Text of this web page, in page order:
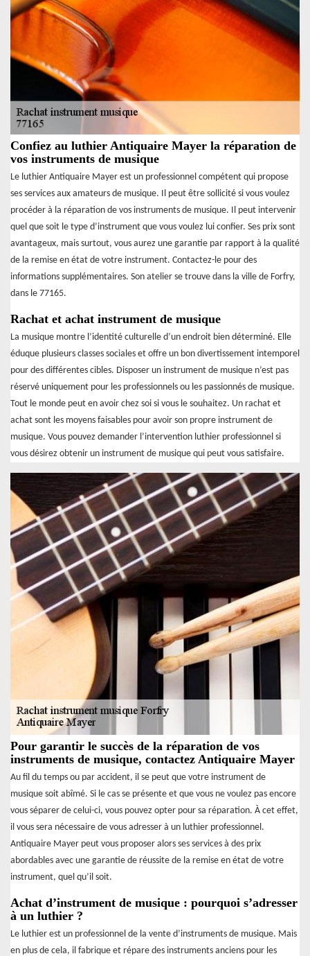
Confiez au luthier Antiquaire Mayer la réparation de
vos instruments de musique
Le luthier Antiquaire Mayer est un professionnel compétent qui propose
ses services aux amateurs de musique. Il peut être sollicité si vous voulez
procéder à la réparation de vos instruments de musique. Il peut intervenir
quel que soit le type d’instrument que vous voulez lui confier. Ses prix sont
avantageux, mais surtout, vous aurez une garantie par rapport à la qualité
de la remise en état de votre instrument. Contactez-le pour des
informations supplémentaires. Son atelier se trouve dans la ville de Forfry,
dans le 77165.
Rachat et achat instrument de musique
La musique montre l’identité culturelle d’un endroit bien déterminé. Elle
éduque plusieurs classes sociales et offre un bon divertissement intemporel
pour des différentes cibles. Disposer un instrument de musique n’est pas
réservé uniquement pour les professionnels ou les passionnés de musique.
Tout le monde peut en avoir chez soi si vous le souhaitez. Un rachat et
achat sont les moyens faisables pour avoir son propre instrument de
musique. Vous pouvez demander l’intervention luthier professionnel si
vous désirez obtenir un instrument de musique qui peut vous satisfaire.
Pour garantir le succès de la réparation de vos
instruments de musique, contactez Antiquaire Mayer
Au fil du temps ou par accident, il se peut que votre instrument de
musique soit abîmé. Si le cas se présente et que vous ne voulez pas encore
vous séparer de celui-ci, vous pouvez opter pour sa réparation. À cet effet,
il vous sera nécessaire de vous adresser à un luthier professionnel.
Antiquaire Mayer peut vous proposer alors ses services à des prix
abordables avec une garantie de réussite de la remise en état de votre
instrument, quel qu’il soit.
Achat d’instrument de musique : pourquoi s’adresser
à un luthier ?
Le luthier est un professionnel de la vente d’instruments de musique. Mais
en plus de cela, il fabrique et répare des instruments anciens pour les